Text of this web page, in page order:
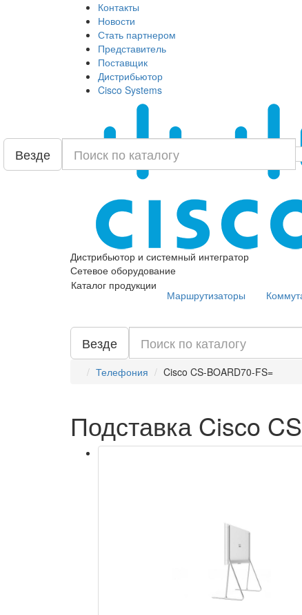
Контакты
Новости
Стать партнером
Представитель
Поставщик
Дистрибьютор
Cisco Systems
Дистрибьютор и системный интегратор
Сетевое оборудование
Везде
Каталог продукции
Маршрутизаторы
Везде
Телефония Cisco CS-BOARD70-FS=
Подставка Cisco